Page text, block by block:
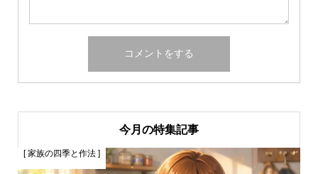
今月の特集記事
[ 家族の四季と作法 ]